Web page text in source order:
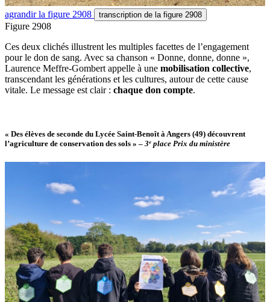
agrandirla figure 2908 transcription de la figure 2908
Figure 2908
Ces deux clichés illustrent les multiples facettes de l’engagement
pour le don de sang. Avec sa chanson « Donne, donne, donne »,
Laurence Meffre-Gombert appelle à une mobilisation collective,
transcendant les générations et les cultures, autour de cette cause
vitale. Le message est clair : chaque don compte.
« Des élèves de seconde du Lycée Saint-Benoît à Angers (49) découvrent
l’agriculture de conservation des sols » – 3ᵉ place Prix du ministère